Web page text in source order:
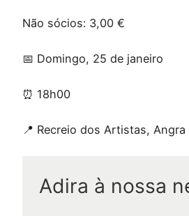
Não sócios: 3,00 €
📅 Domingo, 25 de janeiro
⏰ 18h00
📍 Recreio dos Artistas,
Adira à nossa